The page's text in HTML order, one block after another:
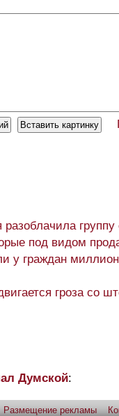
группу
под видом
у граждан
гроза со
Думской:
Размещение рекламы